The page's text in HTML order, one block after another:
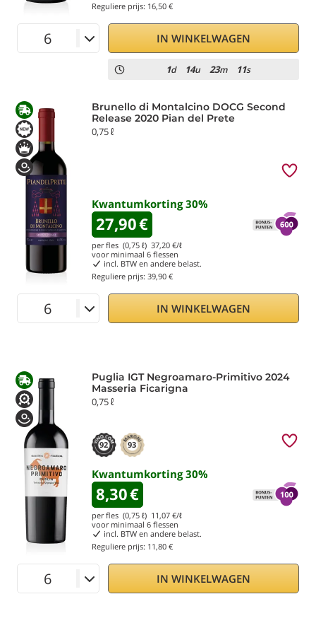
Reguliere prijs: 16,50 €
IN WINKELWAGEN
1d 14u 23m 10s
Brunello di Montalcino DOCG Second
Release 2020 Pian del Prete
0,75 ℓ
Kwantumkorting30%
27,90€
per fles (0,75 ℓ) 37,20 €/ℓ
voor minimaal 6 flessen
incl. BTW en andere belast.
Reguliere prijs: 39,90 €
IN WINKELWAGEN
Puglia IGT Negroamaro-Primitivo 2024
Masseria Ficarigna
0,75 ℓ
92 93
Kwantumkorting30%
8,30€
per fles (0,75 ℓ) 11,07 €/ℓ
voor minimaal 6 flessen
incl. BTW en andere belast.
Reguliere prijs: 11,80 €
IN WINKELWAGEN